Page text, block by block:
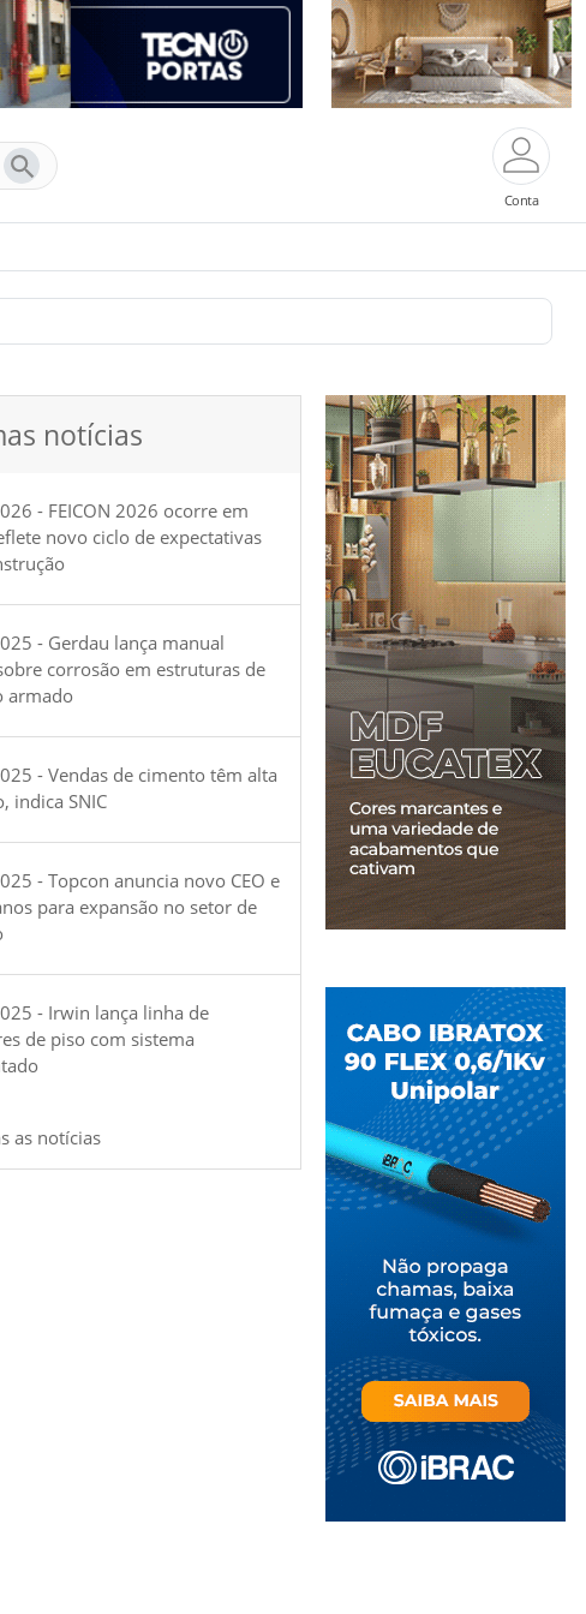
Conta
notícias
- FEICON 2026 ocorre em
novo ciclo de expectativas
- Gerdau lança manual
corrosão em estruturas de
armado
- Vendas de cimento têm alta
indica SNIC
- Topcon anuncia novo CEO e
para expansão no setor de
- Irwin lança linha de
de piso com sistema
as notícias